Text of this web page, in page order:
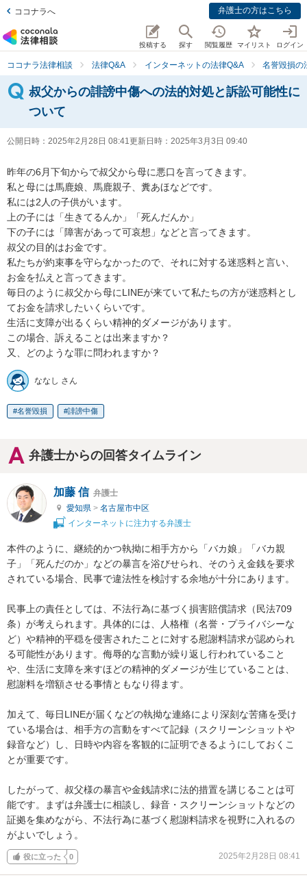
ココナラへ 弁護士の方はこちら
投稿する 探す 閲覧履歴 マイリスト ログイン
ココナラ法律相談 法律Q&A インターネットの法律Q&A 名誉毀損の
叔父からの誹謗中傷への法的対処と訴訟可能性に
ついて
公開日時： 2025年2月28日 08:41更新日時： 2025年3月3日 09:40
昨年の6月下旬からで叔父から母に悪口を言ってきます。
私と母には馬鹿娘、馬鹿親子、糞あほなどです。
私には2人の子供がいます。
上の子には「生きてるんか」「死んだんか」
下の子には「障害があって可哀想」などと言ってきます。
叔父の目的はお金です。
私たちが約束事を守らなかったので、それに対する迷惑料と言い、
お金を払えと言ってきます。
毎日のように叔父から母にLINEが来ていて私たちの方が迷惑料とし
てお金を請求したいくらいです。
生活に支障が出るくらい精神的ダメージがあります。
この場合、訴えることは出来ますか？
又、どのような罪に問われますか？
ななし さん
名誉毀損 誹謗中傷
弁護士からの回答タイムライン
加藤 信 弁護士
愛知県 > 名古屋市中区
インターネットに注力する弁護士
本件のように、継続的かつ執拗に相手方から「バカ娘」「バカ親
子」「死んだのか」などの暴言を浴びせられ、そのうえ金銭を要求
されている場合、民事で違法性を検討する余地が十分にあります。
民事上の責任としては、不法行為に基づく損害賠償請求（民法709
条）が考えられます。具体的には、人格権（名誉・プライバシーな
ど）や精神的平穏を侵害されたことに対する慰謝料請求が認められ
る可能性があります。侮辱的な言動が繰り返し行われていること
や、生活に支障を来すほどの精神的ダメージが生じていることは、
慰謝料を増額させる事情ともなり得ます。
加えて、毎日LINEが届くなどの執拗な連絡により深刻な苦痛を受け
ている場合は、相手方の言動をすべて記録（スクリーンショットや
録音など）し、日時や内容を客観的に証明できるようにしておくこ
とが重要です。
したがって、叔父様の暴言や金銭請求に法的措置を講じることは可
能です。まずは弁護士に相談し、録音・スクリーンショットなどの
証拠を集めながら、不法行為に基づく慰謝料請求を視野に入れるの
がよいでしょう。
役に立った 0 2025年2月28日 08:41